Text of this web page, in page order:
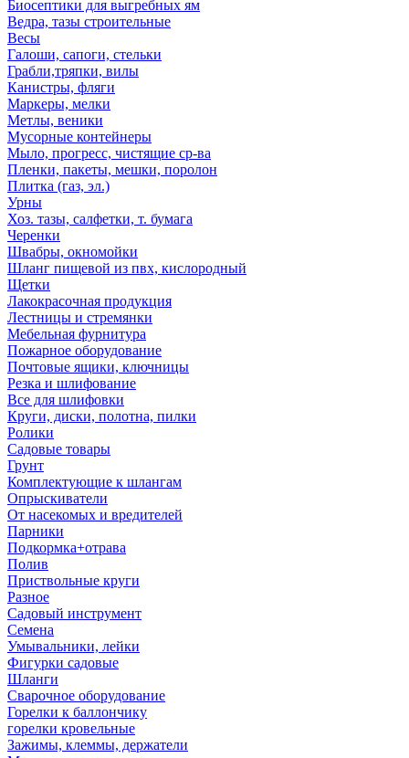
Биосептики для выгребных ям
Ведра, тазы строительные
Весы
Галоши, сапоги, стельки
Грабли,тряпки, вилы
Канистры, фляги
Маркеры, мелки
Метлы, веники
Мусорные контейнеры
Мыло, прогресс, чистящие ср-ва
Пленки, пакеты, мешки, поролон
Плитка (газ, эл.)
Урны
Хоз. тазы, салфетки, т. бумага
Черенки
Швабры, окномойки
Шланг пищевой из пвх, кислородный
Щетки
Лакокрасочная продукция
Лестницы и стремянки
Мебельная фурнитура
Пожарное оборудование
Почтовые ящики, ключницы
Резка и шлифование
Все для шлифовки
Круги, диски, полотна, пилки
Ролики
Садовые товары
Грунт
Комплектующие к шлангам
Опрыскиватели
От насекомых и вредителей
Парники
Подкормка+отрава
Полив
Приствольные круги
Разное
Садовый инструмент
Семена
Умывальники, лейки
Фигурки садовые
Шланги
Сварочное оборудование
Горелки к баллончику
горелки кровельные
Зажимы, клеммы, держатели